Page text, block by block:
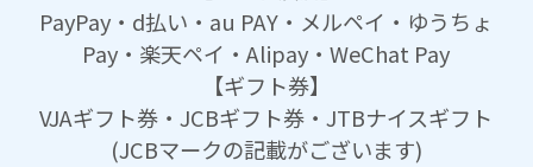
PayPay・d払い・au PAY・メルペイ・ゆうちょ
Pay・楽天ペイ・Alipay・WeChat Pay
【ギフト券】
VJAギフト券・JCBギフト券・JTBナイスギフト
(JCBマークの記載がございます)